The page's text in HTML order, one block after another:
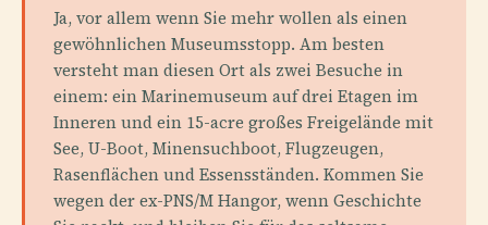
Ja, vor allem wenn Sie mehr wollen als einen
gewöhnlichen Museumsstopp. Am besten
versteht man diesen Ort als zwei Besuche in
einem: ein Marinemuseum auf drei Etagen im
Inneren und ein 15-acre großes Freigelände mit
See, U-Boot, Minensuchboot, Flugzeugen,
Rasenflächen und Essensständen. Kommen Sie
wegen der ex-PNS/M Hangor, wenn Geschichte